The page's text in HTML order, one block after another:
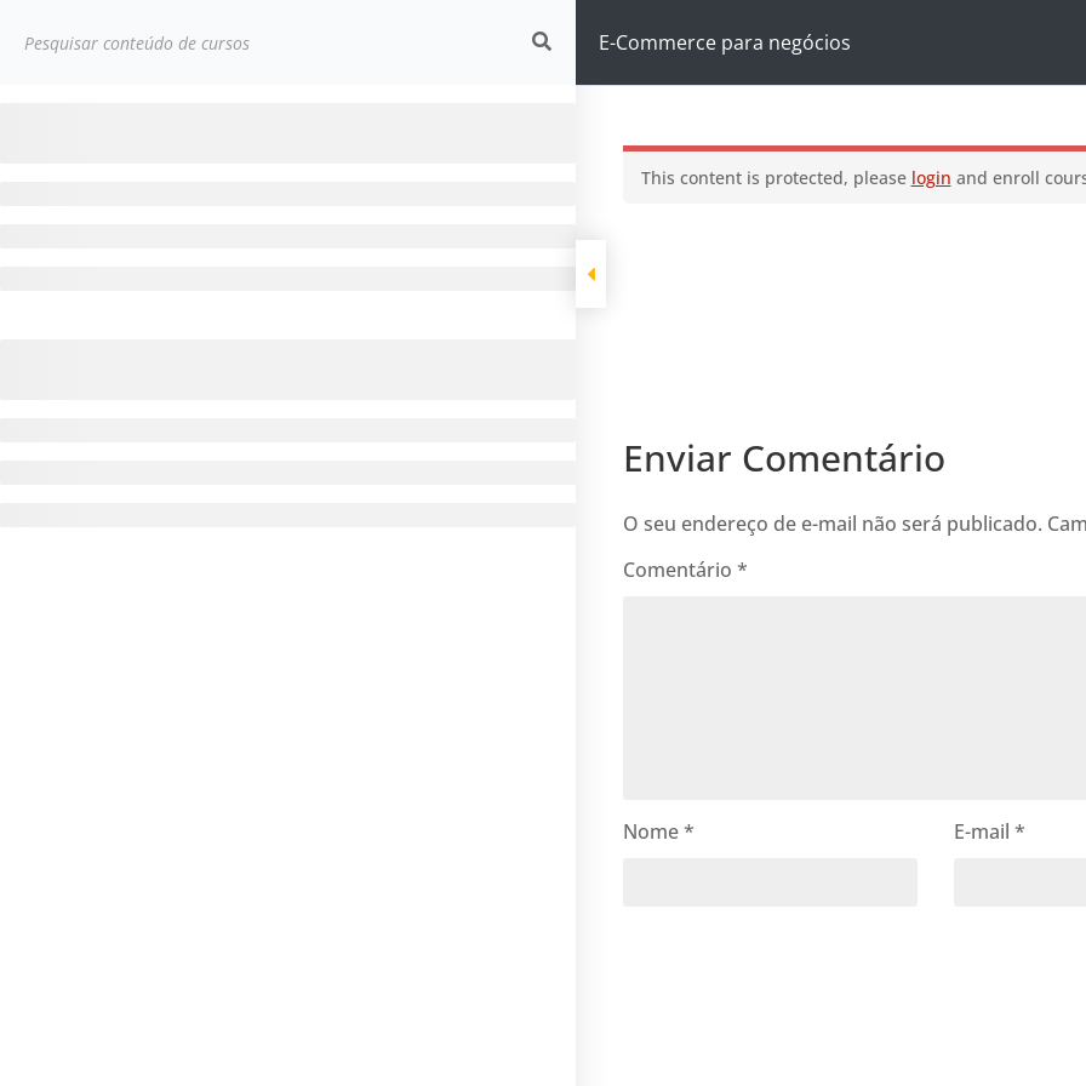
E-Commerce para negócios
This content is protected, please login and enroll
Enviar Comentário
O seu endereço de e-mail não será publicado.
Comentário *
Nome* E-mail*